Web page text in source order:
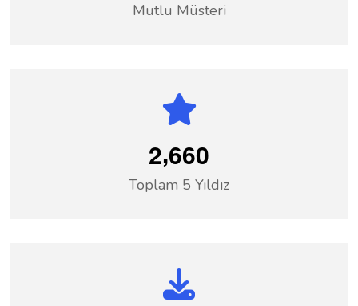
Mutlu Müsteri
2,660
Toplam 5 Yıldız